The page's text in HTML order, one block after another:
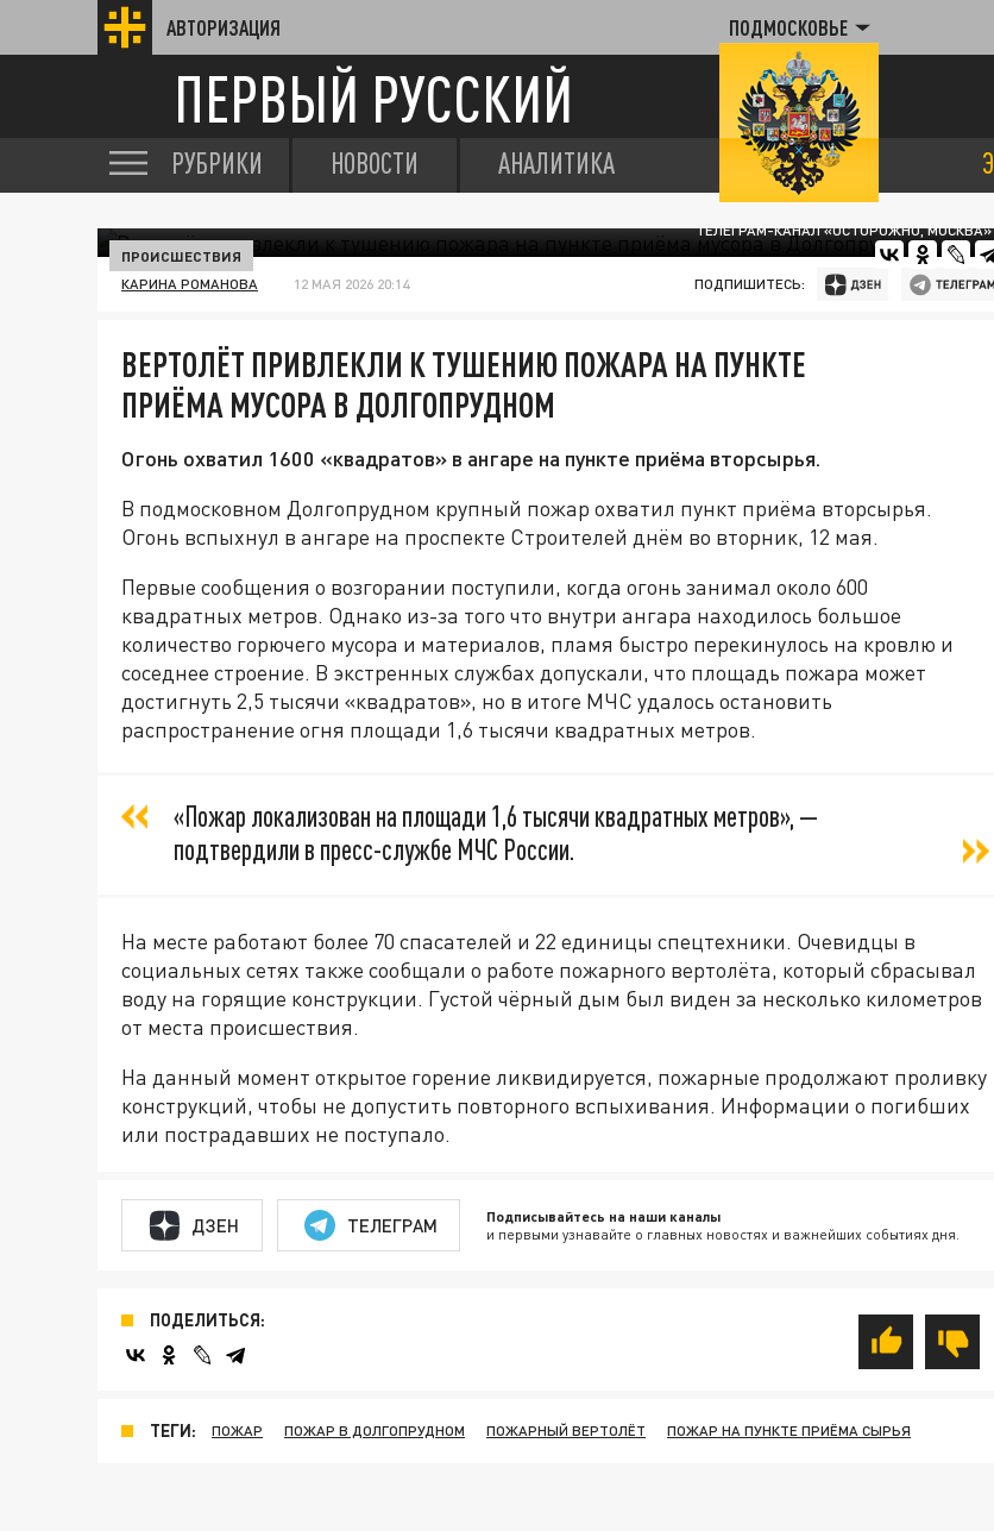
АВТОРИЗАЦИЯ ПОДМОСКОВЬЕ
ПЕРВЫЙ РУССКИЙ
РУБРИКИ НОВОСТИ АНАЛИТИКА
ТЕЛЕГРАМ-КАНАЛ «ОСТОРОЖНО, МОСКВА»
ПРОИСШЕСТВИЯ
КАРИНА РОМАНОВА 12 МАЯ 2026 20:14 ПОДПИШИТЕСЬ:
ВЕРТОЛЁТ ПРИВЛЕКЛИ К ТУШЕНИЮ ПОЖАРА НА ПУНКТЕ
ПРИЁМА МУСОРА В ДОЛГОПРУДНОМ
Огонь охватил 1600 «квадратов» в ангаре на пункте приёма вторсырья.
В подмосковном Долгопрудном крупный пожар охватил пункт приёма вторсырья.
Огонь вспыхнул в ангаре на проспекте Строителей днём во вторник, 12 мая.
Первые сообщения о возгорании поступили, когда огонь занимал около 600
квадратных метров. Однако из-за того что внутри ангара находилось большое
количество горючего мусора и материалов, пламя быстро перекинулось на кровлю и
соседнее строение. В экстренных службах допускали, что площадь пожара может
достигнуть 2,5 тысячи «квадратов», но в итоге МЧС удалось остановить
распространение огня площади 1,6 тысячи квадратных метров.
«Пожар локализован на площади 1,6 тысячи квадратных метров», —
подтвердили в пресс-службе МЧС России.
На месте работают более 70 спасателей и 22 единицы спецтехники. Очевидцы в
социальных сетях также сообщали о работе пожарного вертолёта, который сбрасывал
воду на горящие конструкции. Густой чёрный дым был виден за несколько километров
от места происшествия.
На данный момент открытое горение ликвидируется, пожарные продолжают проливку
конструкций, чтобы не допустить повторного вспыхивания. Информации о погибших
или пострадавших не поступало.
ДЗЕН ТЕЛЕГРАМ Подписывайтесь на наши каналы
и первыми узнавайте о главных новостях и важнейших событиях дня.
ПОДЕЛИТЬСЯ:
ТЕГИ: ПОЖАР ПОЖАР В ДОЛГОПРУДНОМ ПОЖАРНЫЙ ВЕРТОЛЁТ ПОЖАР НА ПУНКТЕ ПРИЁМА СЫРЬЯ